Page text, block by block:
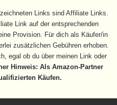
Links sind Affiliate Links.
Link auf der entsprechenden
Provision. Für dich als Käufer/in
zusätzlichen Gebühren erhoben.
egal ob du über meinen Link oder
Hinweis: Als Amazon-Partner
Käufen.